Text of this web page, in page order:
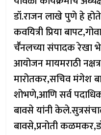
डॉ.राजन लाखे पुणे हे
कवयित्री प्रिया
चॕनलच्या संपादक रेखा
आयोजन मायमराठी
मारोतकर,सचिव मंगेश
शोभणे,आणि सर्व
बावसे यांनी
बावसे,प्रनोती